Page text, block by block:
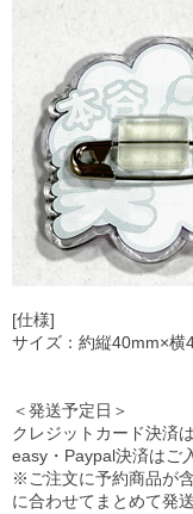
[仕様]
サイズ：約縦40mm×横
＜発送予定日＞
クレジットカード決済
easy・Paypal決済はご
※ご注文に予約商品が
に合わせてまとめて発